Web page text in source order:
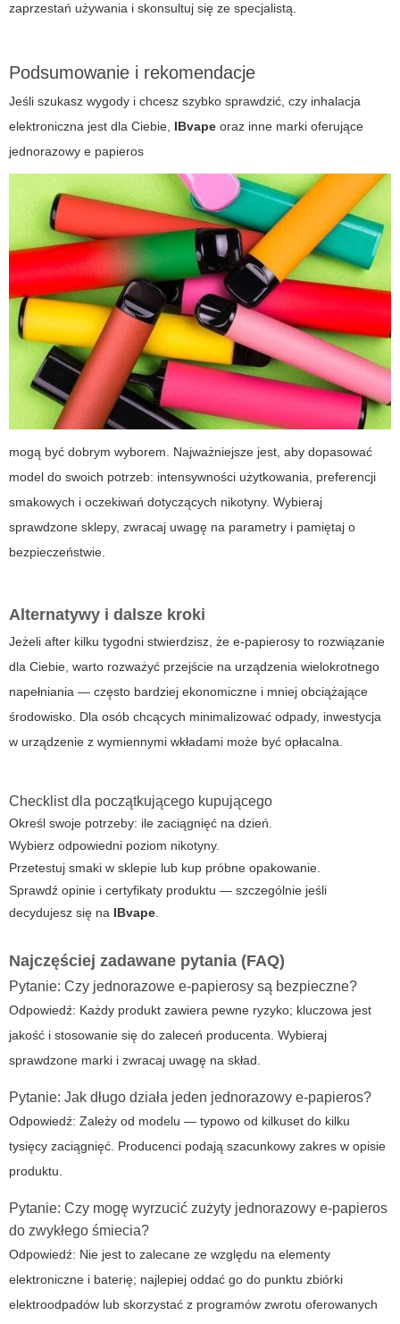
zaprzestań używania i skonsultuj się ze specjalistą.
Podsumowanie i rekomendacje
Jeśli szukasz wygody i chcesz szybko sprawdzić, czy inhalacja
elektroniczna jest dla Ciebie, IBvape oraz inne marki oferujące
jednorazowy e papieros
mogą być dobrym wyborem. Najważniejsze jest, aby dopasować
model do swoich potrzeb: intensywności użytkowania, preferencji
smakowych i oczekiwań dotyczących nikotyny. Wybieraj
sprawdzone sklepy, zwracaj uwagę na parametry i pamiętaj o
bezpieczeństwie.
Alternatywy i dalsze kroki
Jeżeli after kilku tygodni stwierdzisz, że e-papierosy to rozwiązanie
dla Ciebie, warto rozważyć przejście na urządzenia wielokrotnego
napełniania — często bardziej ekonomiczne i mniej obciążające
środowisko. Dla osób chcących minimalizować odpady, inwestycja
w urządzenie z wymiennymi wkładami może być opłacalna.
Checklist dla początkującego kupującego
Określ swoje potrzeby: ile zaciągnięć na dzień.
Wybierz odpowiedni poziom nikotyny.
Przetestuj smaki w sklepie lub kup próbne opakowanie.
Sprawdź opinie i certyfikaty produktu — szczególnie jeśli
decydujesz się na IBvape
Najczęściej zadawane pytania (FAQ)
Pytanie: Czy jednorazowe e-papierosy są bezpieczne?
Odpowiedź: Każdy produkt zawiera pewne ryzyko; kluczowa jest
jakość i stosowanie się do zaleceń producenta. Wybieraj
sprawdzone marki i zwracaj uwagę na skład.
Pytanie: Jak długo działa jeden jednorazowy e-papieros?
Odpowiedź: Zależy od modelu — typowo od kilkuset do kilku
tysięcy zaciągnięć. Producenci podają szacunkowy zakres w opisie
produktu.
Pytanie: Czy mogę wyrzucić zużyty jednorazowy e-papieros
do zwykłego śmiecia?
Odpowiedź: Nie jest to zalecane ze względu na elementy
elektroniczne i baterię; najlepiej oddać go do punktu zbiórki
elektroodpadów lub skorzystać z programów zwrotu oferowanych